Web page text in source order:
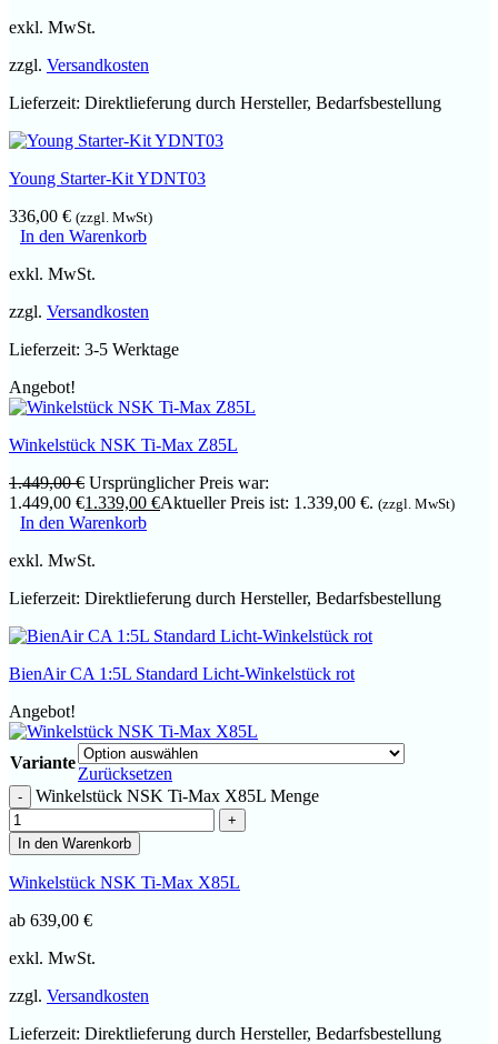
exkl. MwSt.
zzgl. Versandkosten
Lieferzeit: Direktlieferung durch Hersteller, Bedarfsbestellung
Young Starter-Kit YDNT03
336,00 € (zzgl. MwSt)
In den Warenkorb
exkl. MwSt.
zzgl. Versandkosten
Lieferzeit: 3-5 Werktage
Angebot!
Winkelstück NSK Ti-Max Z85L
1.449,00€ Ursprünglicher Preis war:
1.449,00 €1.339,00 €Aktueller Preis ist: 1.339,00 €. (zzgl. MwSt)
In den Warenkorb
exkl. MwSt.
Lieferzeit: Direktlieferung durch Hersteller, Bedarfsbestellung
BienAir CA 1:5L Standard Licht-Winkelstück rot
Angebot!
Variante
Zurücksetzen
Winkelstück NSK Ti-Max X85L Menge
In den Warenkorb
Winkelstück NSK Ti-Max X85L
ab 639,00 €
exkl. MwSt.
zzgl. Versandkosten
Lieferzeit: Direktlieferung durch Hersteller, Bedarfsbestellung